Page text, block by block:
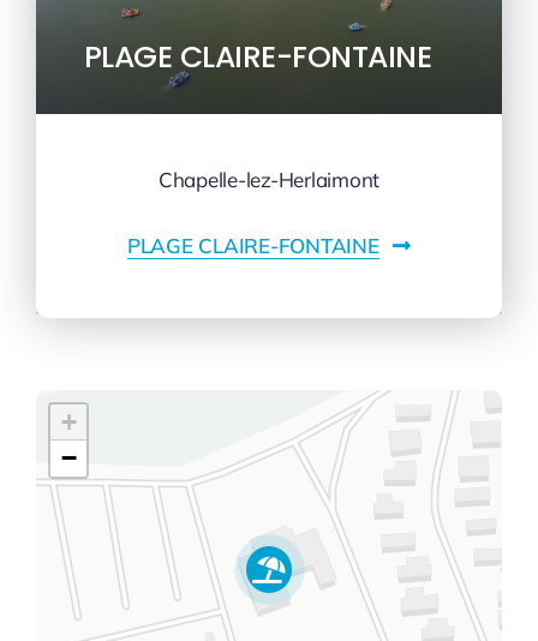
PLAGE CLAIRE-FONTAINE
Chapelle-lez-Herlaimont
PLAGE CLAIRE-FONTAINE
+
−